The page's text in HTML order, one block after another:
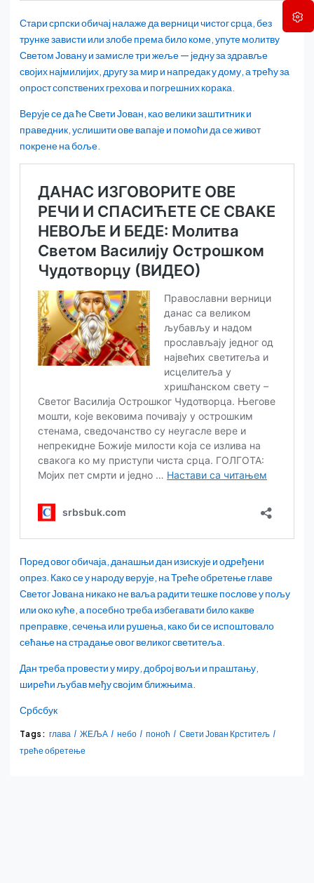
Стари српски обичај налаже да верници чистог срца, без
трунке зависти или злобе према било коме, упуте молитву
Светом Јовану и замисле три жеље — једну за здравље
својих најмилијих, другу за мир и напредак у дому, а трећу за
опрост сопствених грехова и погрешних корака.
Верује се да ће Свети Јован, као велики заштитник и
праведник, услишити ове вапаје и помоћи да се живот
покрене на боље.
Поред овог обичаја, данашњи дан изискује и одређени
опрез. Како се у народу верује, на Треће обретење главе
Светог Јована никако не ваља радити тешке послове у пољу
или око куће, а посебно треба избегавати било какве
преправке, сечења или рушења, како би се испоштовало
сећање на страдање овог великог светитеља.
Дан треба провести у миру, доброј вољи и праштању,
ширећи љубав међу својим ближњима.
Србсбук
Tags: глава ЖЕЉА небо поноћ
Свети Јован Крститељ
треће обретење